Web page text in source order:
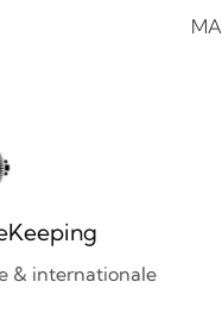
& internationale